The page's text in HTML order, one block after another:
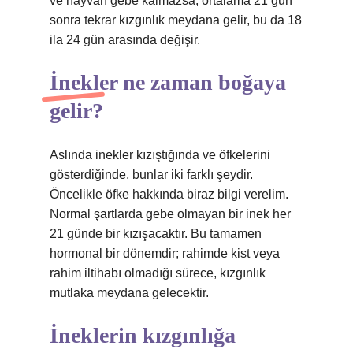
sonra tekrar kızgınlık meydana gelir, bu da 18
ila 24 gün arasında değişir.
İnekler ne zaman boğaya
gelir?
Aslında inekler kızıştığında ve öfkelerini
gösterdiğinde, bunlar iki farklı şeydir.
Öncelikle öfke hakkında biraz bilgi verelim.
Normal şartlarda gebe olmayan bir inek her
21 günde bir kızışacaktır. Bu tamamen
hormonal bir dönemdir; rahimde kist veya
rahim iltihabı olmadığı sürece, kızgınlık
mutlaka meydana gelecektir.
İneklerin kızgınlığa